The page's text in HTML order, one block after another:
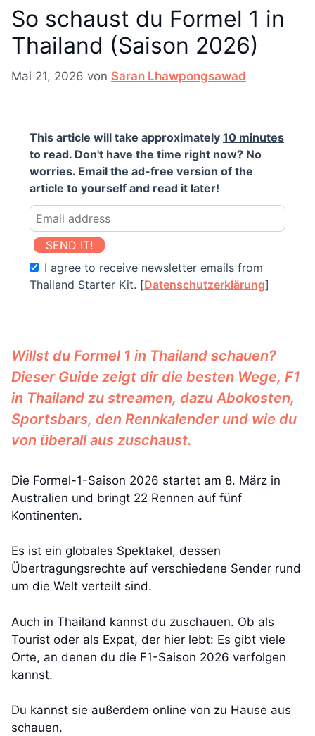
So schaust du Formel 1 in
Thailand (Saison 2026)
Mai 21, 2026 von Saran Lhawpongsawad
This article will take approximately 10 minutes
to read. Don't have the time right now? No
worries. Email the ad-free version of the
article to yourself and read it later!
SEND IT!
I agree to receive newsletter emails from
Thailand Starter Kit. [Datenschutzerklärung]
Willst du Formel 1 in Thailand schauen?
Dieser Guide zeigt dir die besten Wege, F1
in Thailand zu streamen, dazu Abokosten,
Sportsbars, den Rennkalender und wie du
von überall aus zuschaust.
Die Formel-1-Saison 2026 startet am 8. März in
Australien und bringt 22 Rennen auf fünf
Kontinenten.
Es ist ein globales Spektakel, dessen
Übertragungsrechte auf verschiedene Sender rund
um die Welt verteilt sind.
Auch in Thailand kannst du zuschauen. Ob als
Tourist oder als Expat, der hier lebt: Es gibt viele
Orte, an denen du die F1-Saison 2026 verfolgen
kannst.
Du kannst sie außerdem online von zu Hause aus
schauen.